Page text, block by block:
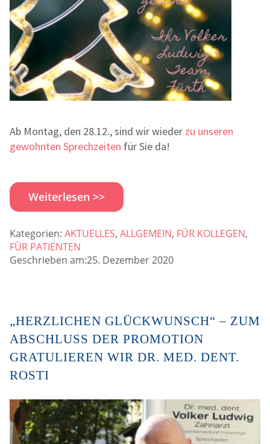
Ab Montag, den 28.12., sind wir wieder zu unseren
gewohnten Sprechzeiten für Sie da!
Weiterlesen >>
Kategorien: AKTUELLES, ALLGEMEIN, FÜR KOLLEGEN,
FÜR PATIENTEN
Geschrieben am:25. Dezember 2020
„HERZLICHEN GLÜCKWUNSCH“ – ZUM
ABSCHLUSS DER PROMOTION
GRATULIEREN WIR DR. MED. DENT.
ROSTI